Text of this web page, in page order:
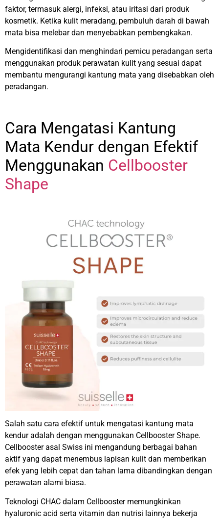
faktor, termasuk alergi, infeksi, atau iritasi dari produk
kosmetik. Ketika kulit meradang, pembuluh darah di bawah
mata bisa melebar dan menyebabkan pembengkakan.
Mengidentifikasi dan menghindari pemicu peradangan serta
menggunakan produk perawatan kulit yang sesuai dapat
membantu mengurangi kantung mata yang disebabkan oleh
peradangan.
Cara Mengatasi Kantung
Mata Kendur dengan Efektif
Menggunakan Cellbooster
Shape
Salah satu cara efektif untuk mengatasi kantung mata
kendur adalah dengan menggunakan Cellbooster Shape.
Cellbooster asal Swiss ini mengandung berbagai bahan
aktif yang dapat menembus lapisan kulit dan memberikan
efek yang lebih cepat dan tahan lama dibandingkan dengan
perawatan alami biasa.
Teknologi CHAC dalam Cellbooster memungkinkan
hyaluronic acid serta vitamin dan nutrisi lainnya bekerja